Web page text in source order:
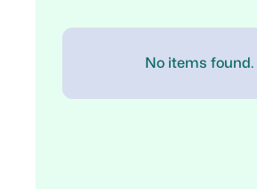
No items found.